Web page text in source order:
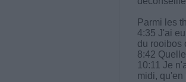
Parmi les
4:35 J'ai
du rooibos
8:42
10:11 Je
midi, qu'en